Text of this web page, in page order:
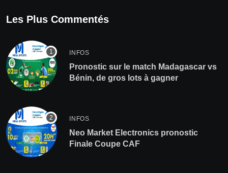
Les Plus Commentés
INFOS
Pronostic sur le match Madagascar vs
Bénin, de gros lots à gagner
INFOS
Neo Market Electronics pronostic
Finale Coupe CAF